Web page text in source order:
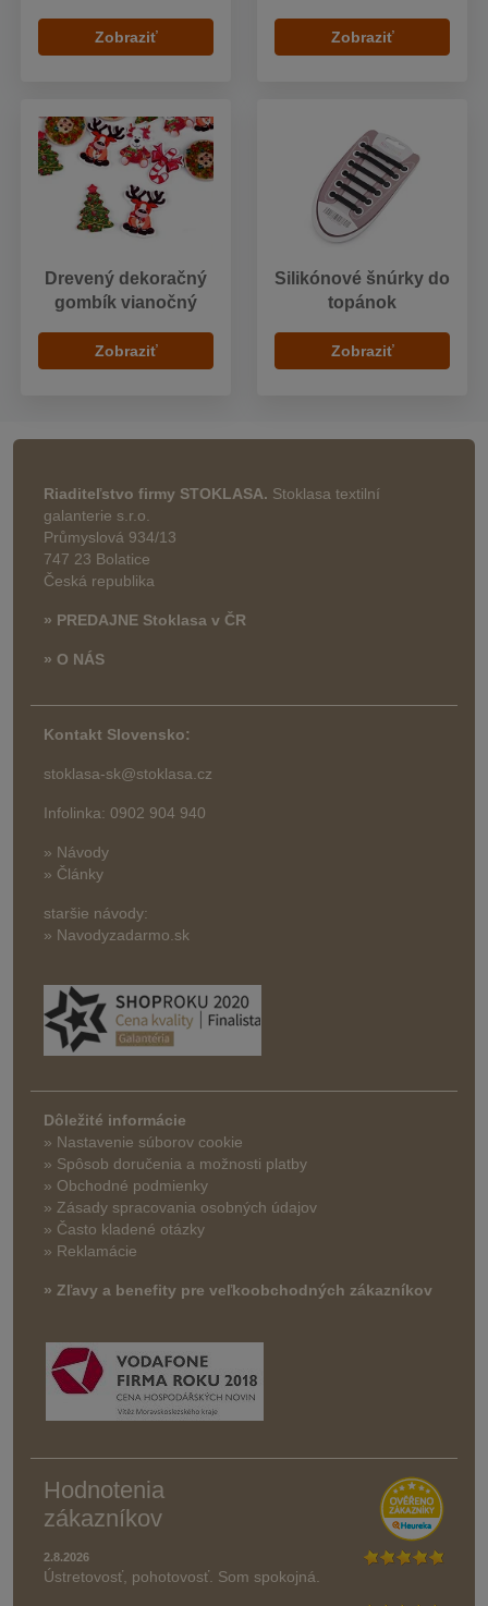
Zobraziť Zobraziť
Drevený dekoračný
gombík vianočný
Zobraziť
Silikónové šnúrky do
topánok
Zobraziť
Riaditeľstvo firmy STOKLASA. Stoklasa textilní
galanterie s.r.o.
Průmyslová 934/13
747 23 Bolatice
Česká republika
» PREDAJNE Stoklasa v ČR
» O NÁS
Kontakt Slovensko:
stoklasa-sk@stoklasa.cz
Infolinka: 0902 904 940
» Návody
» Články
staršie návody:
» Navodyzadarmo.sk
Dôležité informácie
» Nastavenie súborov cookie
» Spôsob doručenia a možnosti platby
» Obchodné podmienky
» Zásady spracovania osobných údajov
» Často kladené otázky
» Reklamácie
» Zľavy a benefity pre veľkoobchodných zákazníkov
Hodnotenia
zákazníkov
2.8.2026
Ústretovosť, pohotovosť. Som spokojná.